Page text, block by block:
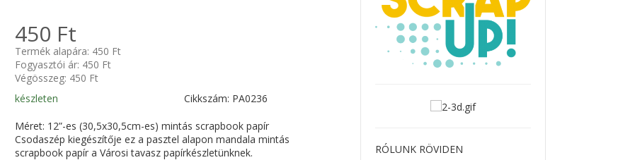
450 Ft
Termék alapára: 450 Ft
Fogyasztói ár: 450 Ft
Végösszeg: 450 Ft
készleten
Cikkszám: PA0236
Méret: 12”-es (30,5x30,5cm-es) mintás scrapbook papír
Csodaszép kiegészítője ez a pasztel alapon mandala mintás
scrapbook papír a Városi tavasz papírkészletünknek.
RÓLUNK RÖVIDEN